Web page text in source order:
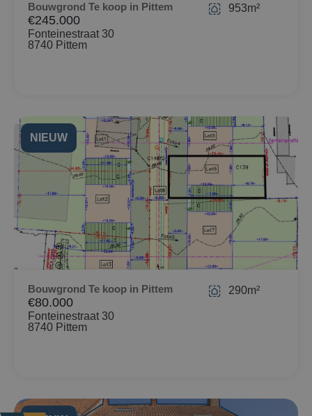
Bouwgrond Te koop in Pittem
€245.000
Fonteinestraat 30
8740 Pittem
953m²
NIEUW
Bouwgrond Te koop in Pittem
€80.000
Fonteinestraat 30
8740 Pittem
290m²